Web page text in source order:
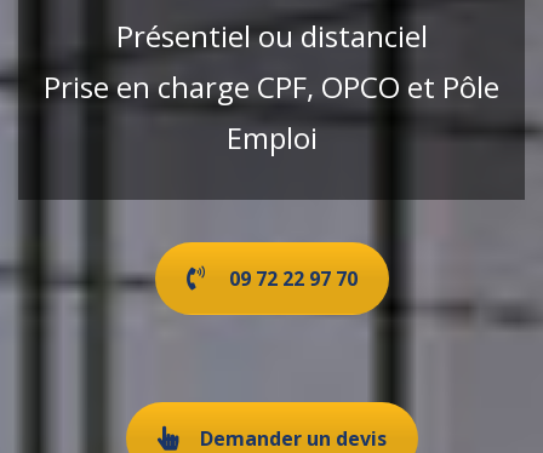
Présentiel ou distanciel
Prise en charge CPF, OPCO et Pôle
Emploi
09 72 22 97 70
Demander un devis